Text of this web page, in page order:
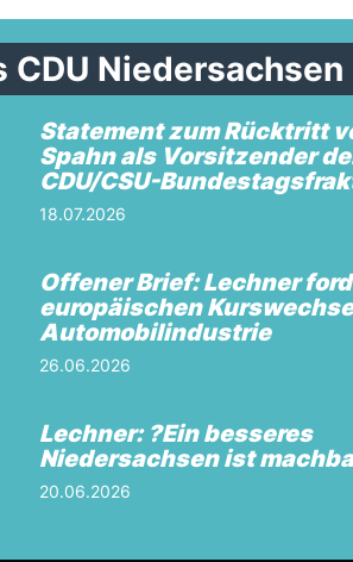
Niedersachsen
Statement zum Rücktritt
Spahn als Vorsitzender
CDU/CSU-
18.07.2026
Offener Brief: Lechner
europäischen
Automobilindustrie
26.06.2026
Lechner: ?Ein besseres
Niedersachsen ist
20.06.2026